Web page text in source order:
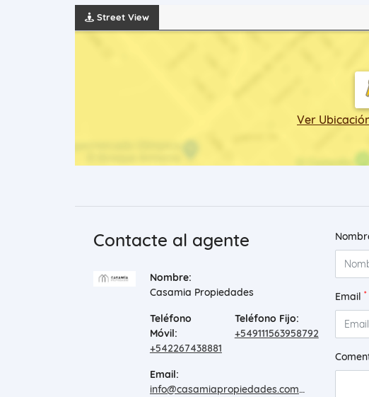
Street View
Ver
Contacte al agente
Nombre:
Casamia Propiedades
Teléfono
Móvil:
+542267438881
Teléfono Fijo:
+549111563958792
Email:
info@casamiapropiedades.com.ar
Email *